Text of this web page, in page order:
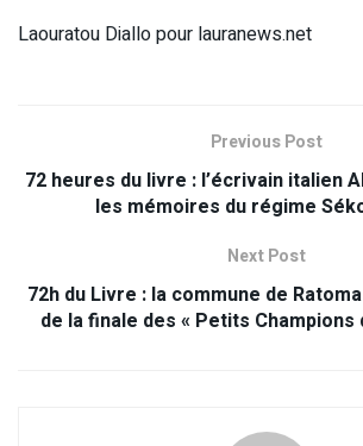
Laouratou Diallo pour lauranews.net
Previous Post
72 heures du livre : l’écrivain italien
les mémoires du régime
Next Post
72h du Livre : la commune de
de la finale des « Petits Champions